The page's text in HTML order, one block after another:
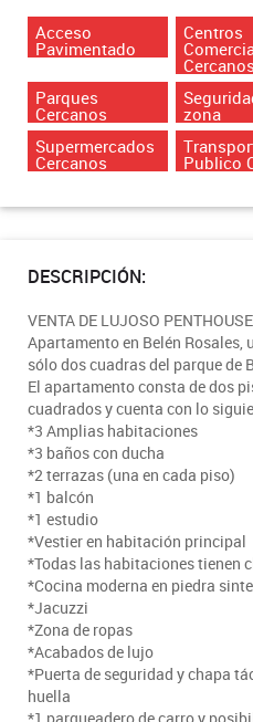
Acceso
Pavimentado
Centros
Cercanos
Parques
Cercanos
zona
Supermercados
Cercanos Publico
DESCRIPCIÓN:
VENTA DE LUJOSO
Apartamento en Belén Rosales,
sólo dos cuadras del parque de
El apartamento consta de dos
cuadrados y cuenta con lo
*3 Amplias habitaciones
*3 baños con ducha
*2 terrazas (una en cada piso)
*1 balcón
*1 estudio
*Vestier en habitación principal
*Todas las habitaciones tienen
*Cocina moderna en piedra
*Jacuzzi
*Zona de ropas
*Acabados de lujo
*Puerta de seguridad y chapa
huella